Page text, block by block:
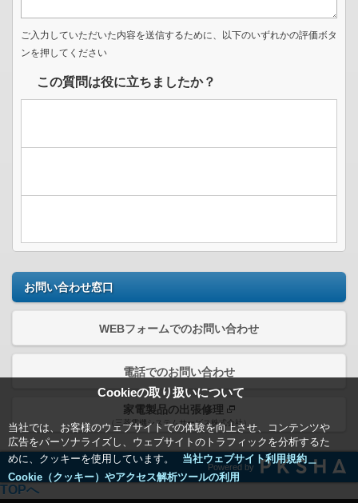
Cookieの取り扱いについて
当社では、お客様のウェブサイトでの体験を向上させ、コンテンツや
広告をパーソナライズし、ウェブサイトのトラフィックを分析するた
めに、クッキーを使用しています。
当社ウェブサイト利用規約＿
Cookie（クッキー）やアクセス解析ツールの利用
ご入力していただいた内容を送信するために、以下のいずれかの評価ボタ
ンを押してください
この質問は役に立ちましたか？
お問い合わせ窓口
WEBフォームでのお問い合わせ
電話でのお問い合わせ
家電製品の出張修理
（三菱電機システムサービス株式会社）
Powered by
TOPへ